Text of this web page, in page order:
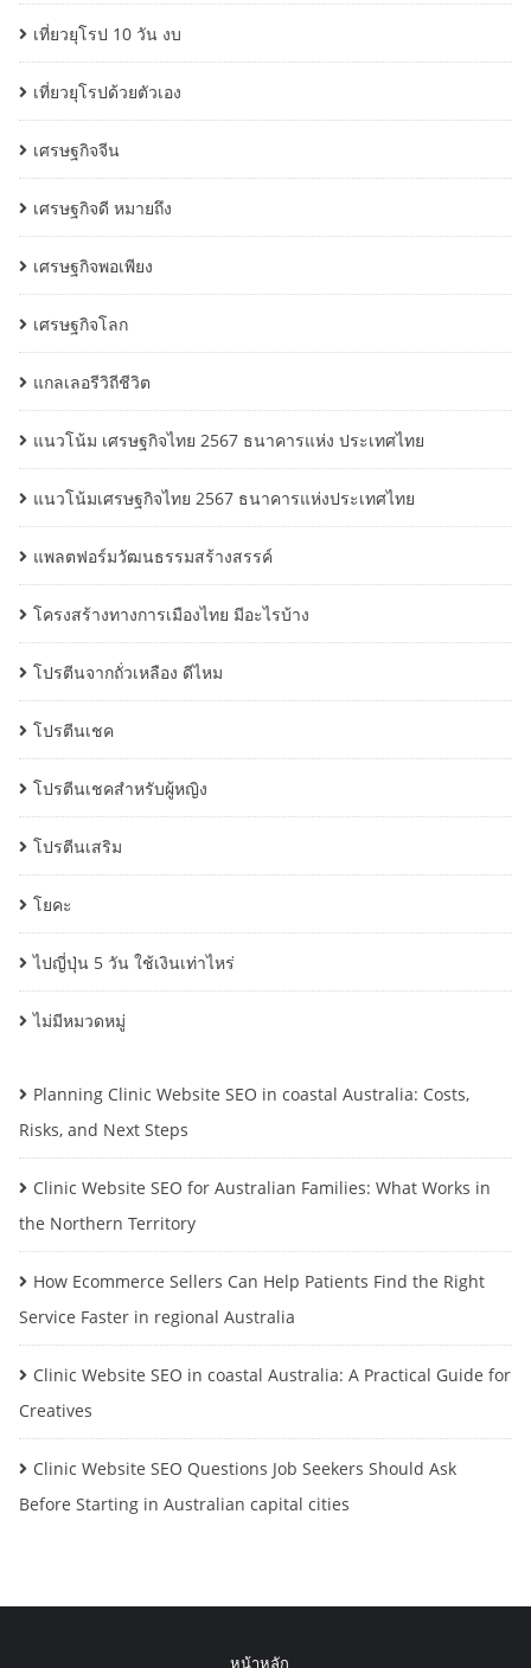
เที่ยวยุโรป 10 วัน งบ
เที่ยวยุโรปด้วยตัวเอง
เศรษฐกิจจีน
เศรษฐกิจดี หมายถึง
เศรษฐกิจพอเพียง
เศรษฐกิจโลก
แกลเลอรีวิถีชีวิต
แนวโน้ม เศรษฐกิจไทย 2567 ธนาคารแห่ง ประเทศไทย
แนวโน้มเศรษฐกิจไทย 2567 ธนาคารแห่งประเทศไทย
แพลตฟอร์มวัฒนธรรมสร้างสรรค์
โครงสร้างทางการเมืองไทย มีอะไรบ้าง
โปรตีนจากถั่วเหลือง ดีไหม
โปรตีนเชค
โปรตีนเชคสำหรับผู้หญิง
โปรตีนเสริม
โยคะ
ไปญี่ปุ่น 5 วัน ใช้เงินเท่าไหร่
ไม่มีหมวดหมู่
Planning Clinic Website SEO in coastal Australia: Costs,
Risks, and Next Steps
Clinic Website SEO for Australian Families: What Works in
the Northern Territory
How Ecommerce Sellers Can Help Patients Find the Right
Service Faster in regional Australia
Clinic Website SEO in coastal Australia: A Practical Guide for
Creatives
Clinic Website SEO Questions Job Seekers Should Ask
Before Starting in Australian capital cities
หน้าหลัก